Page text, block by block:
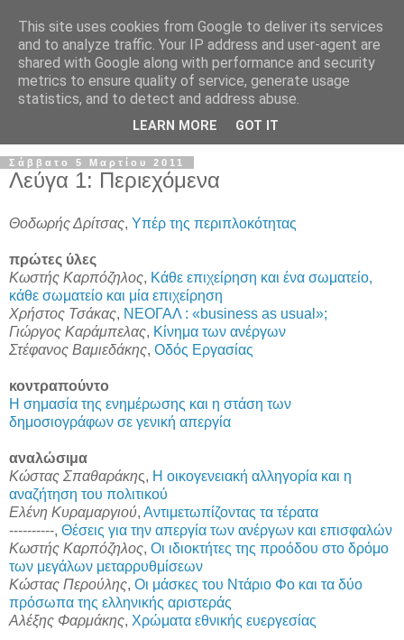
Σάββατο 5 Μαρτίου 2011
Λεύγα 1: Περιεχόμενα
Θοδωρής Δρίτσας, Υπέρ της περιπλοκότητας
πρώτες ύλες
Κωστής Καρπόζηλος, Κάθε επιχείρηση και ένα σωματείο,
κάθε σωματείο και μία επιχείρηση
Χρήστος Τσάκας, ΝΕΟΓΑΛ : «business as usual»;
Γιώργος Καράμπελας, Κίνημα των ανέργων
Στέφανος Βαμιεδάκης, Οδός Εργασίας
κοντραπούντο
Η σημασία της ενημέρωσης και η στάση των
δημοσιογράφων σε γενική απεργία
αναλώσιμα
Κώστας Σπαθαράκης, Η οικογενειακή αλληγορία και η
αναζήτηση του πολιτικού
Ελένη Κυραμαργιού, Αντιμετωπίζοντας τα τέρατα
----------, Θέσεις για την απεργία των ανέργων και επισφαλών
Κωστής Καρπόζηλος, Οι ιδιοκτήτες της προόδου στο δρόμο
των μεγάλων μεταρρυθμίσεων
Κώστας Περούλης, Οι μάσκες του Ντάριο Φο και τα δύο
πρόσωπα της ελληνικής αριστεράς
Αλέξης Φαρμάκης, Χρώματα εθνικής ευεργεσίας
This site uses cookies from Google to deliver its services
and to analyze traffic. Your IP address and user-agent are
shared with Google along with performance and security
metrics to ensure quality of service, generate usage
statistics, and to detect and address abuse.
LEARN MORE GOT IT